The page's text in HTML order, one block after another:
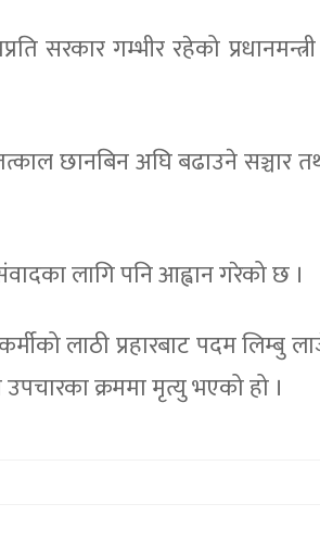
सरकार गम्भीर रहेको
छानबिन अघि बढाउने सञ्चार
लागि पनि आह्वान गरेको छ ।
लाठी प्रहारबाट पदम लिम्बु
उपचारका क्रममा मृत्यु भएको हो ।